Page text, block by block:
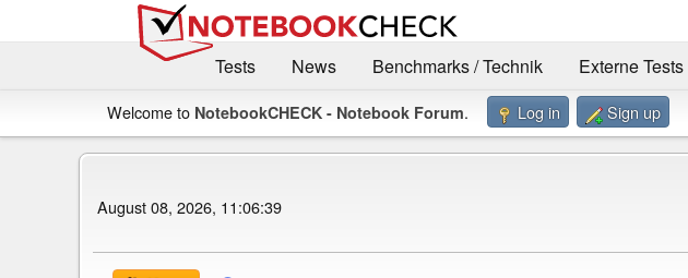
Tests
News Benchmarks / Technik Externe Tests
Welcome to NotebookCHECK - Notebook Forum. Log in Sign up
August 08, 2026, 11:06:39